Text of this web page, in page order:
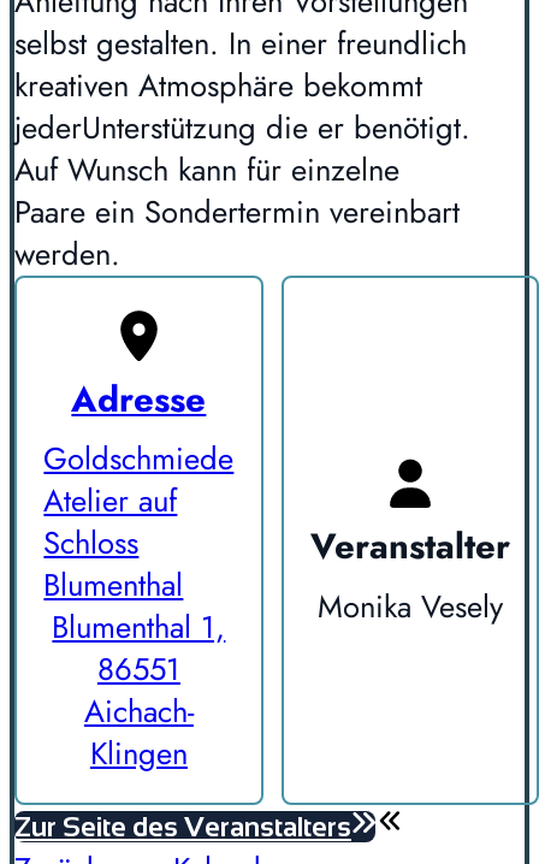
selbst gestalten. In einer freundlich
kreativen Atmosphäre bekommt
jederUnterstützung die er benötigt.
Auf Wunsch kann für einzelne
Paare ein Sondertermin vereinbart
werden.
Adresse
Goldschmiede
Atelier auf
Schloss
Blumenthal
Blumenthal 1,
86551
Aichach-
Klingen
Veranstalter
Monika Vesely
Zur Seite des Veranstalters